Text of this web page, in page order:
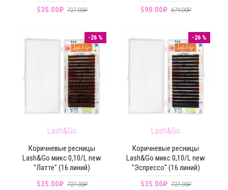
535.00₽ 727.00₽
590.00₽ 679.00₽
-26 %
Lash&Go
Коричневые ресницы
Lash&Go микс 0,10/L new
"Латте" (16 линий)
535.00₽ 727.00₽
-26 %
Lash&Go
Коричневые ресницы
Lash&Go микс 0,10/L new
"Эспрессо" (16 линий)
535.00₽ 727.00₽